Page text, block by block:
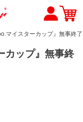
マイスターカップ』無事終
カップ』無事終